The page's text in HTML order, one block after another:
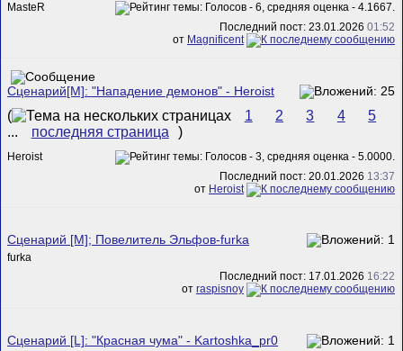
MasteR
Последний пост: 23.01.2026 01:52
от Magnificent
Сценарий[M]: "Нападение демонов" - Heroist
( 1 2 3 4
5
...
последняя страница )
Heroist
Последний пост: 20.01.2026 13:37
от Heroist
Сценарий [M]; Повелитель Эльфов-furka
furka
Последний пост: 17.01.2026 16:22
от raspisnoy
Сценарий [L]: "Красная чума" - Kartoshka_pr0